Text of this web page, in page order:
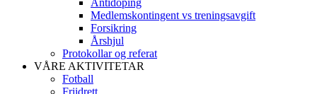
Antidoping
Medlemskontingent vs treningsavgift
Forsikring
Årshjul
Protokollar og referat
VÅRE AKTIVITETAR
Fotball
Friidrett